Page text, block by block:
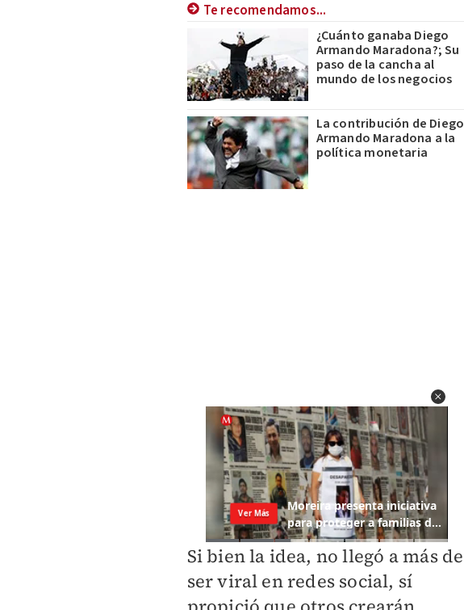
Te recomendamos...
¿Cuánto ganaba Diego
Armando Maradona?; Su
paso de la cancha al
mundo de los negocios
La contribución de Diego
Armando Maradona a la
política monetaria
Si bien la idea, no llegó a más de
ser viral en redes social, sí